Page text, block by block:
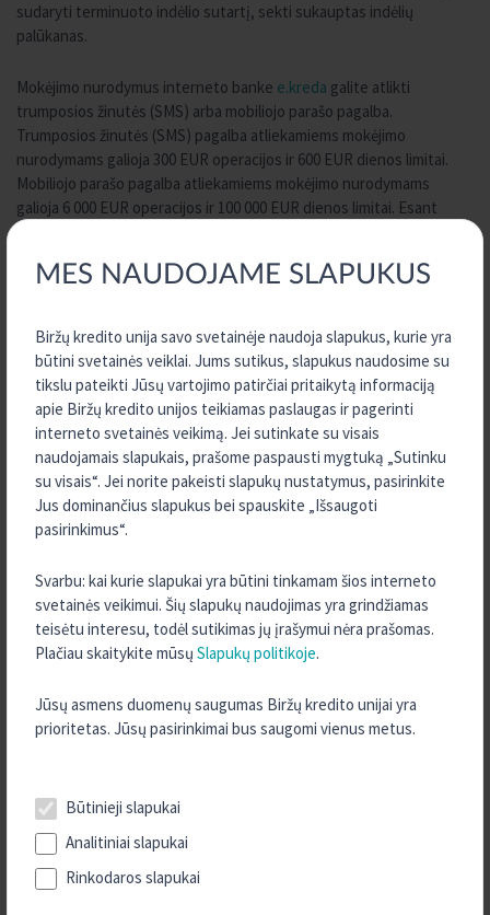
MES NAUDOJAME SLAPUKUS
Biržų kredito unija savo svetainėje naudoja slapukus, kurie yra
būtini svetainės veiklai. Jums sutikus, slapukus naudosime su
tikslu pateikti Jūsų vartojimo patirčiai pritaikytą informaciją
apie Biržų kredito unijos teikiamas paslaugas ir pagerinti
interneto svetainės veikimą. Jei sutinkate su visais
naudojamais slapukais, prašome paspausti mygtuką „Sutinku
su visais“. Jei norite pakeisti slapukų nustatymus, pasirinkite
Jus dominančius slapukus bei spauskite „Išsaugoti
pasirinkimus“.
Svarbu: kai kurie slapukai yra būtini tinkamam šios interneto
svetainės veikimui. Šių slapukų naudojimas yra grindžiamas
teisėtu interesu, todėl sutikimas jų įrašymui nėra prašomas.
Plačiau skaitykite mūsų Slapukų politikoje.
Jūsų asmens duomenų saugumas Biržų kredito unijai yra
prioritetas. Jūsų pasirinkimai bus saugomi vienus metus.
Būtinieji slapukai
Analitiniai slapukai
Rinkodaros slapukai
sudaryti terminuoto indėlio sutartį, sekti sukauptas indėlių
palūkanas.
Mokėjimo nurodymus interneto banke e.kreda galite atlikti
trumposios žinutės (SMS) arba mobiliojo parašo pagalba.
Trumposios žinutės (SMS) pagalba atliekamiems mokėjimo
nurodymams galioja 300 EUR operacijos ir 600 EUR dienos limitai.
Mobiliojo parašo pagalba atliekamiems mokėjimo nurodymams
galioja 6 000 EUR operacijos ir 100 000 EUR dienos limitai. Esant
galite rastiČIA.
Elektroninių paslaugų teikimo sutartį galite sudaryti atvykę įBiržų
kredito uniją.
Kaip tapti Biržų kredito unijos nariu?
SUSISIEKITE SU MUMIS
KONTAKTAI
KASDIENĖS PASLAUGOS
Mokėjimo sąskaita